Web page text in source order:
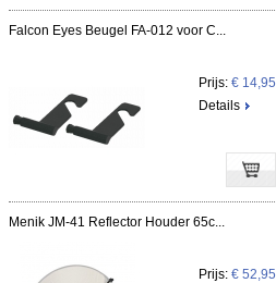
Falcon Eyes Beugel FA-012 voor C...
Prijs: € 14,95
Details
Menik JM-41 Reflector Houder 65c...
Prijs: € 52,95